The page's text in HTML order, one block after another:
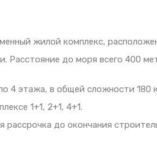
жилой комплекс,
Расстояние до моря всего 400
4 этажа, в общей сложности 180
1+1, 2+1, 4+1.
рассрочка до окончания